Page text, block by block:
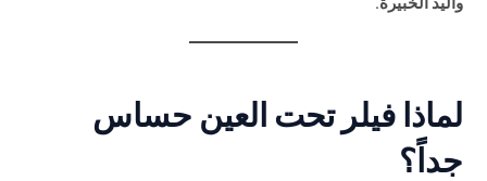
لماذا فيلر تحت العين حساس
جداً؟